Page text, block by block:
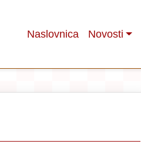
Naslovnica Novosti